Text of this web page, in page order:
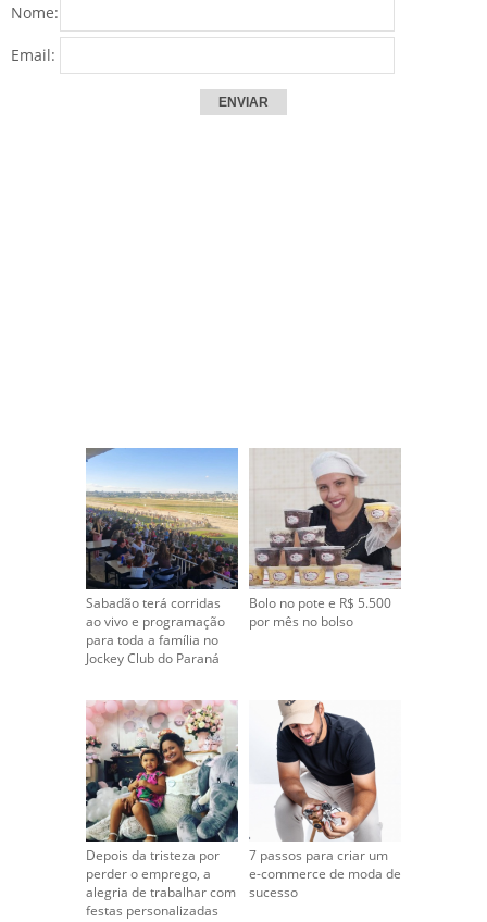
Nome:
Email:
Sabadão terá corridas
ao vivo e programação
para toda a família no
Jockey Club do Paraná
Bolo no pote e R$ 5.500
por mês no bolso
Depois da tristeza por
perder o emprego, a
alegria de trabalhar com
festas personalizadas
7 passos para criar um
e-commerce de moda de
sucesso